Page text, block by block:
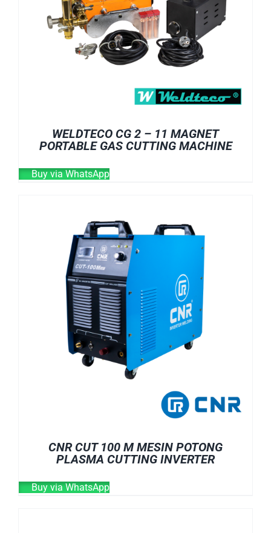
WELDTECO CG 2 – 11 MAGNET
PORTABLE GAS CUTTING MACHINE
Buy via WhatsApp
CNR CUT 100 M MESIN POTONG
PLASMA CUTTING INVERTER
Buy via WhatsApp